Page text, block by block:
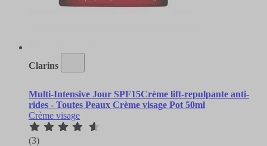
Clarins
Multi-Intensive Jour SPF15Crème lift-repulpante anti-
rides - Toutes Peaux Crème visage Pot 50ml
Crème visage
(3)